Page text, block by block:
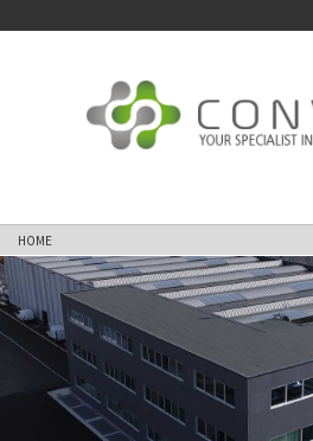
HOME